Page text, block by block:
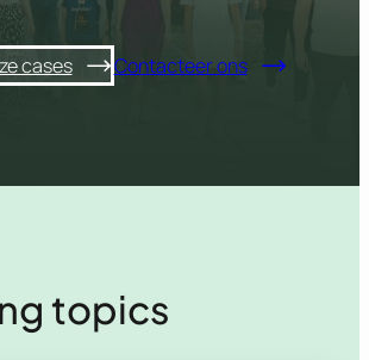
cases Contacteer ons
topics